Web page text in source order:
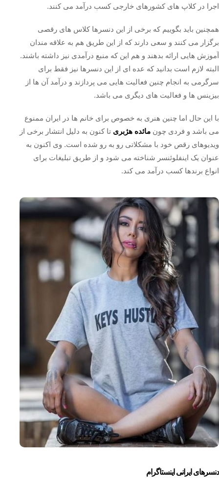
اجرا در کلاپ های کشورهای خارجی کسب درآمد می کنند.
همچنین باید بگوییم که برخی از این دنسرها کلاس های رقصی
برگزار می کنند و سعی دارند که از این طریق هم به علاقه مندان
آموزش هایی ارائه بدهند و هم این که منبع درآمدی نیز داشته باشند.
البته لازم است بدانید که عده ای از این دنسرها نیز فقط برای
سرگرمی به انجام چنین فعالیت هایی می پردازند و درآمد آن ها از
بیزینس ها و فعالیت های دیگری می باشد.
با این حال اما چنین هنری به خصوص برای خانم ها در ایران ممنوع
می باشد و فردی چون مائده هژبری تا کنون به دلیل انتشار برخی از
ویدیوهای رقص خود با مشکلاتی رو به رو شده است. وی اکنون به
عنوان یک اینفلوئنسر شناخته می شود و از طریق تبلیغات برای
انواع برندها کسب درآمد می کند.
دنسرهای ایرانی اینستاگرام